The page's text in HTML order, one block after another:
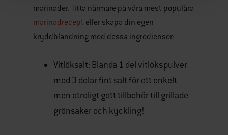
marinader. Titta närmare på våra mest populära
marinadrecept eller skapa din egen
kryddblandning med dessa ingredienser:
Vitlöksalt: Blanda 1 del vitlökspulver
med 3 delar fint salt för ett enkelt
men otroligt gott tillbehör till grillade
grönsaker och kyckling!